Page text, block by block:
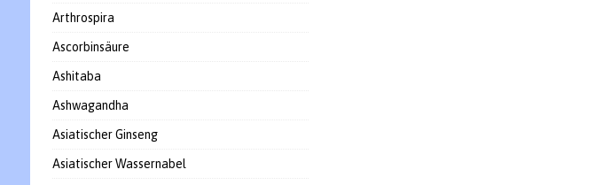
Arthrospira
Ascorbinsäure
Ashitaba
Ashwagandha
Asiatischer Ginseng
Asiatischer Wassernabel